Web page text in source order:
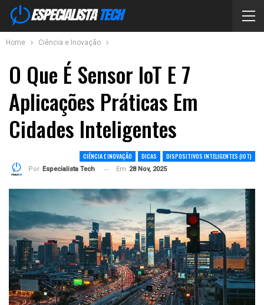
Home Ciência e Inovação
O Que É Sensor IoT E 7
Aplicações Práticas Em
Cidades Inteligentes
CIÊNCIA E INOVAÇÃO DICAS DISPOSITIVOS INTELIGENTES (IOT)
Por Especialista Tech Em 28 Nov, 2025